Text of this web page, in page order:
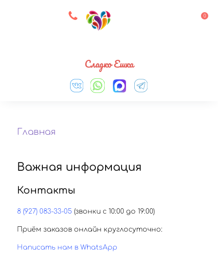
8 927 083 33 05 0
Сладко Ешка
Главная
Важная информация
Контакты
8 (927) 083-33-05 (звонки с 10:00 до 19:00)
Приём заказов онлайн круглосуточно:
Написать нам в WhatsApp